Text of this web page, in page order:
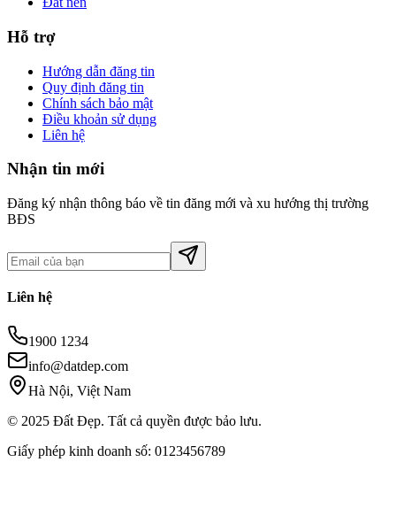
Hỗ trợ
Hướng dẫn đăng tin
Quy định đăng tin
Chính sách bảo mật
Điều khoản sử dụng
Liên hệ
Nhận tin mới
Đăng ký nhận thông báo về tin đăng mới và xu hướng thị trường
BĐS
Liên hệ
1900 1234
info@datdep.com
Hà Nội, Việt Nam
© 2025 Đất Đẹp. Tất cả quyền được bảo lưu.
Giấy phép kinh doanh số: 0123456789